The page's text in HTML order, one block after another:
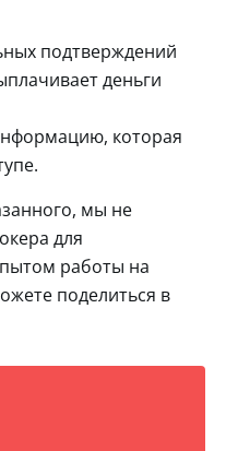
подтверждений
деньги
которая
мы не
для
работы на
поделиться в